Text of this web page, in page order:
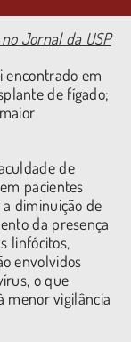
Jornal da USP
encontrado em
de fígado;
de
pacientes
diminuição de
da presença
linfócitos,
envolvidos
o que
menor vigilância